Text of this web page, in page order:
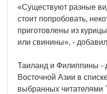
«Существуют разные
стоит попробовать,
приготовлены из
или свинины», -
Таиланд и Филиппины -
Восточной Азии в
выбранных читателями